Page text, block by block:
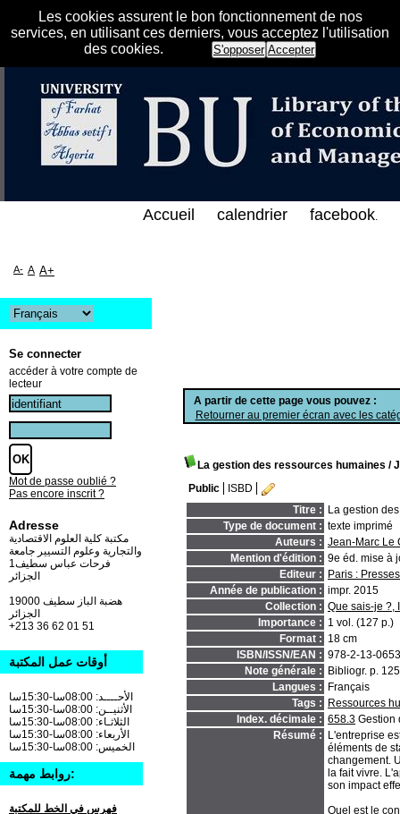
Les cookies assurent le bon fonctionnement de nos
services, en utilisant ces derniers, vous acceptez l'utilisation
des cookies.
S'opposer Accepter
الإلكتروني على الخط المباشر لمكتبة كلية
A partir de cette page vous pouvez :
Retourner au premier écran avec les
La gestion des ressources humaines /
Public
ISBD
Titre :
La gestion
Type de document : texte imprimé
Auteurs : Jean-Marc Le
Mention d'édition : 9e éd. mise à
Editeur :
Paris :
Année de publication : impr. 2015
Collection : Que sais-je ?,
Importance : 1 vol. (127 p.)
Format : 18 cm
ISBN/ISSN/EAN : 978-2-13-
Note générale :
Bibliogr. p. 125
Langues :
Français
Tags :
Ressources
Index. décimale : 658.3 Gestion
Résumé :
L'entreprise
éléments de
changement.
la fait vivre.
son impact
Quel est le
Accueil calendrier facebook.
A- A A+
Se connecter
accéder à votre compte de
lecteur
Mot de passe oublié ?
Pas encore inscrit ?
Adresse
مكتبة كلية العلوم الاقتصادية
والتجارية وعلوم التسيير جامعة
فرحات عباس سطيف1
الجزائر
19000 هضبة الباز سطيف
+213 36 62 01 51
أوقات عمل المكتبة
الأحــــد: 08:00سا-15:30سا
الأثنيــن: 08:00سا-15:30سا
الثلاثـاء: 08:00سا-15:30سا
الأربعاء: 08:00سا-15:30سا
الخميس: 08:00سا-15:30سا
روابط مهمة:
فهرس في الخط للمكتبة